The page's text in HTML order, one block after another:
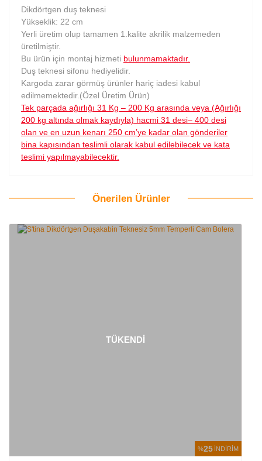
Dikdörtgen duş teknesi
Yükseklik: 22 cm
Yerli üretim olup tamamen 1.kalite akrilik malzemeden
üretilmiştir.
Bu ürün için montaj hizmeti bulunmamaktadır.
Duş teknesi sifonu hediyelidir.
Kargoda zarar görmüş ürünler hariç iadesi kabul
edilmemektedir.(Özel Üretim Ürün)
Tek parçada ağırlığı 31 Kg – 200 Kg arasında veya (Ağırlığı
200 kg altında olmak kaydıyla) hacmi 31 desi– 400 desi
olan ve en uzun kenarı 250 cm’ye kadar olan gönderiler
bina kapısından teslimli olarak kabul edilebilecek ve kata
teslimi yapılmayabilecektir.
Önerilen Ürünler
%25 İNDİRİM
TÜKENDİ